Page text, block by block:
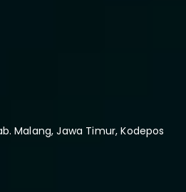
Malang, Jawa Timur, Kodepos